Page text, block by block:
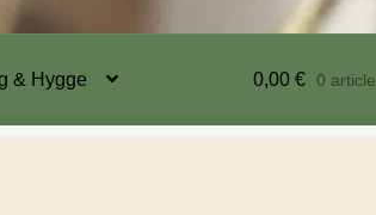
& Hygge 0,00 € 0 article